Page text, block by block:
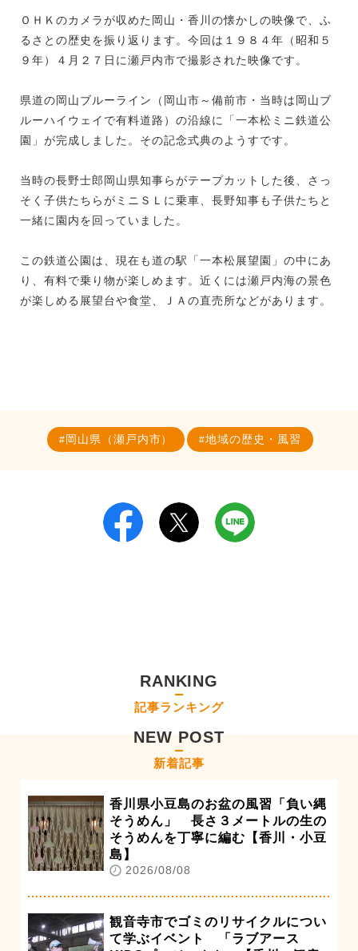
ＯＨＫのカメラが収めた岡山・香川の懐かしの映像で、ふ
るさとの歴史を振り返ります。今回は１９８４年（昭和５
９年）４月２７日に瀬戸内市で撮影された映像です。
県道の岡山ブルーライン（岡山市～備前市・当時は岡山ブ
ルーハイウェイで有料道路）の沿線に「一本松ミニ鉄道公
園」が完成しました。その記念式典のようすです。
当時の長野士郎岡山県知事らがテープカットした後、さっ
そく子供たちらがミニＳＬに乗車、長野知事も子供たちと
一緒に園内を回っていました。
この鉄道公園は、現在も道の駅「一本松展望園」の中にあ
り、有料で乗り物が楽しめます。近くには瀬戸内海の景色
が楽しめる展望台や食堂、ＪＡの直売所などがあります。
岡山県（瀬戸内市） 地域の歴史・風習
RANKING
記事ランキング
NEW POST
新着記事
香川県小豆島のお盆の風習「負い縄
そうめん」 長さ３メートルの生の
そうめんを丁寧に編む【香川・小豆
島】
2026/08/08
観音寺市でゴミのリサイクルについ
て学ぶイベント 「ラブアース